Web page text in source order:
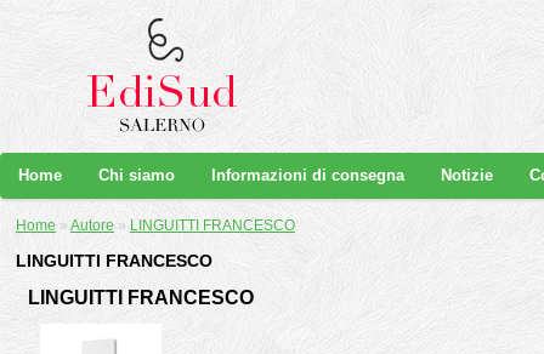
Home Chi siamo Informazioni di consegna Notizie
Home » Autore » LINGUITTI FRANCESCO
LINGUITTI FRANCESCO
LINGUITTI FRANCESCO